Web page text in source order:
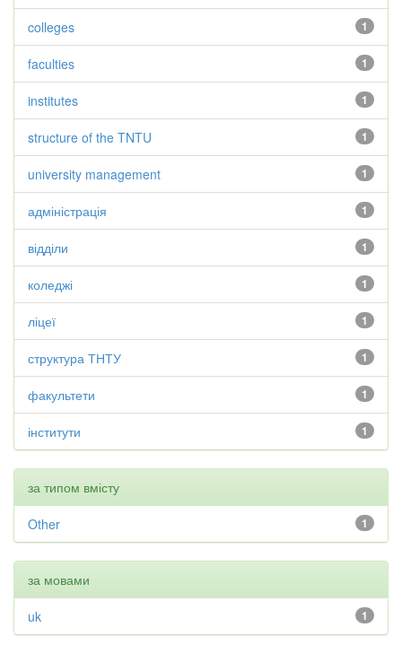
1
colleges
1
faculties
1
institutes
1
structure of the TNTU
1
university management
1
адміністрація
1
відділи
1
коледжі
1
ліцеї
1
структура ТНТУ
1
факультети
1
інститути
за типом вмісту
1
Other
за мовами
1
uk